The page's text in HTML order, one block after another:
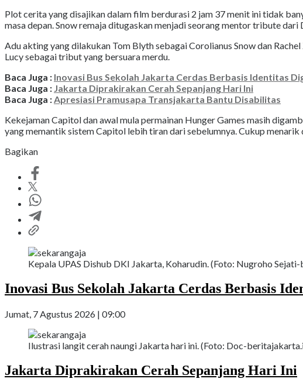
Plot cerita yang disajikan dalam film berdurasi 2 jam 37 menit ini tidak
masa depan. Snow remaja ditugaskan menjadi seorang mentor tribute dari
Adu akting yang dilakukan Tom Blyth sebagai Corolianus Snow dan
Lucy sebagai tribut yang bersuara merdu.
Baca Juga : Inovasi Bus Sekolah Jakarta Cerdas Berbasis Identitas
Baca Juga : Jakarta Diprakirakan Cerah Sepanjang Hari Ini
Baca Juga :Apresiasi Pramusapa Transjakarta Bantu Disabilitas
Kekejaman Capitol dan awal mula permainan Hunger Games masih
yang memantik sistem Capitol lebih tiran dari sebelumnya. Cukup menarik
Bagikan
Kepala UPAS Dishub DKI Jakarta, Koharudin. (Foto: Nugroho
Inovasi Bus Sekolah Jakarta Cerdas Berbasis
Jumat, 7 Agustus 2026 | 09:00
Ilustrasi langit cerah naungi Jakarta hari ini. (Foto: Doc-
Jakarta Diprakirakan Cerah Sepanjang Hari Ini